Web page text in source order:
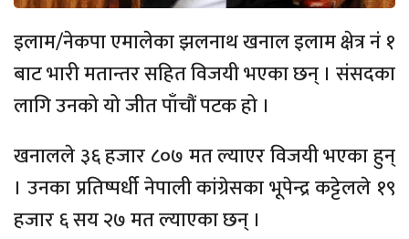
इलाम/नेकपा एमालेका झलनाथ खनाल इलाम क्षेत्र नं १
बाट भारी मतान्तर सहित विजयी भएका छन् । संसदका
लागि उनको यो जीत पाँचौं पटक हो ।
खनालले ३६ हजार ८०७ मत ल्याएर विजयी भएका हुन्
। उनका प्रतिष्पर्धी नेपाली कांग्रेसका भूपेन्द्र कट्टेलले १९
हजार ६ सय २७ मत ल्याएका छन् ।